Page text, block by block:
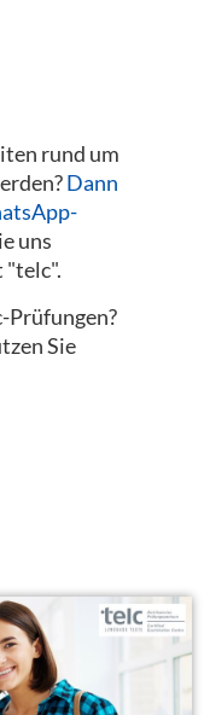
rund um
Dann
uns
"telc".
Prüfungen?
Sie